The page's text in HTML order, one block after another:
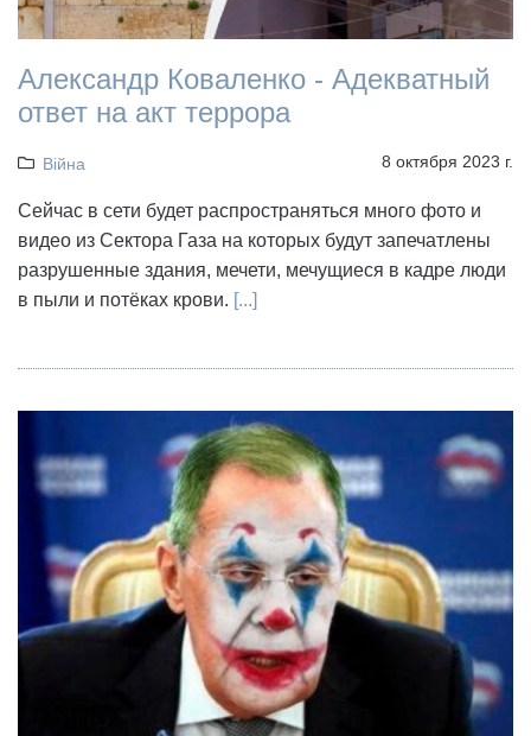
Александр Коваленко - Адекватный
ответ на акт террора
Війна 8 октября 2023 г.
Сейчас в сети будет распространяться много фото и
видео из Сектора Газа на которых будут запечатлены
разрушенные здания, мечети, мечущиеся в кадре люди
в пыли и потёках крови. [...]